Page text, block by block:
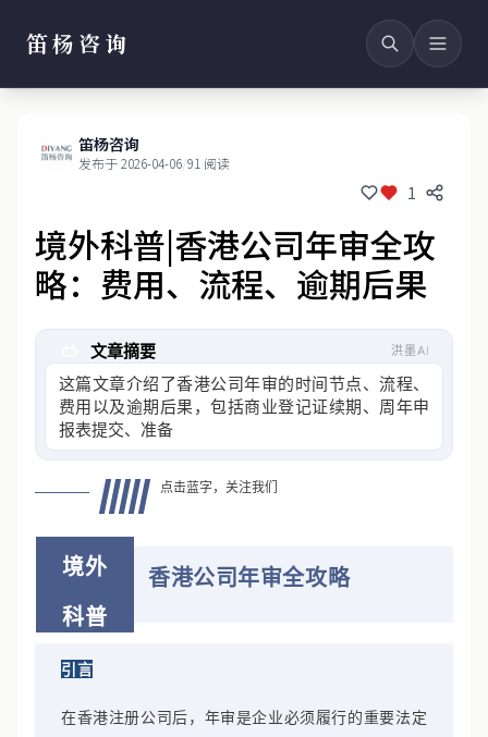
笛杨咨询
笛杨咨询
发布于 2026-04-06/91 阅读
1
境外科普|香港公司年审全攻
略：费用、流程、逾期后果
文章摘要 洪墨AI
这篇文章介绍了香港公司年审的时间节点、流程、
费用以及逾期后果，包括商业登记证续期、周年申
报表提交、准备文件、审计要求
点击蓝字，关注我们
境外
科普
香港公司年审全攻略
引言
在香港注册公司后，年审是企业必须履行的重要法定